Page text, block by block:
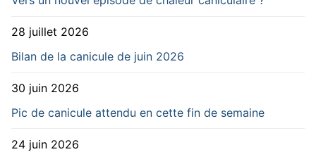
28 juillet 2026
Bilan de la canicule de juin 2026
30 juin 2026
Pic de canicule attendu en cette fin de semaine
24 juin 2026